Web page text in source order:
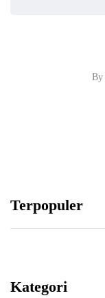
By
Terpopuler
Kategori